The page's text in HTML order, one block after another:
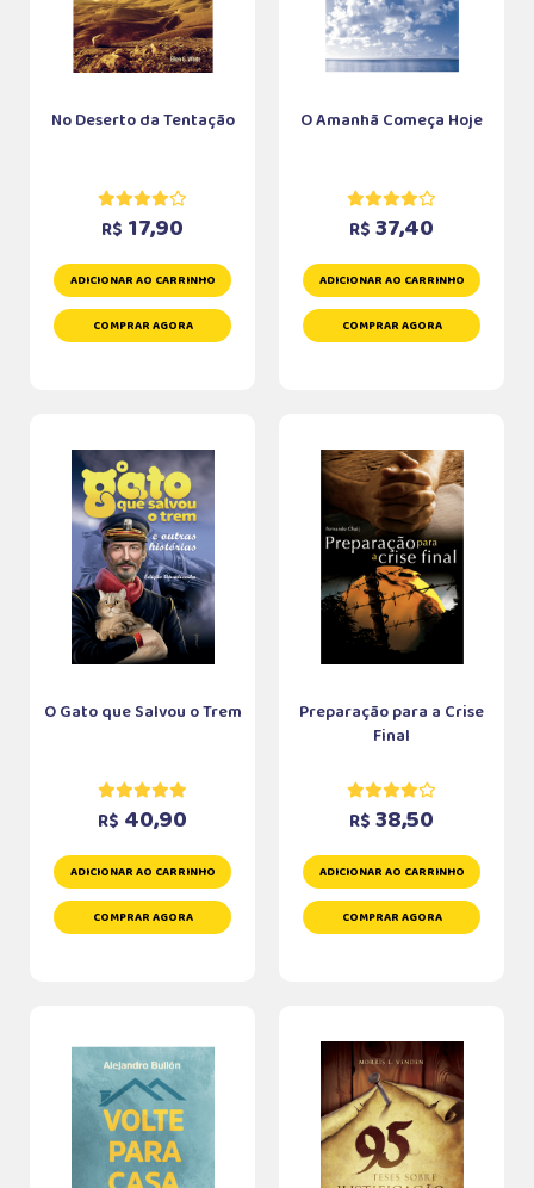
No Deserto da Tentação
R$ 17,90
ADICIONAR AO CARRINHO
COMPRAR AGORA
O Amanhã Começa Hoje
R$ 37,40
ADICIONAR AO CARRINHO
COMPRAR AGORA
O Gato que Salvou o Trem
R$ 40,90
ADICIONAR AO CARRINHO
COMPRAR AGORA
Preparação para a Crise
Final
R$ 38,50
ADICIONAR AO CARRINHO
COMPRAR AGORA